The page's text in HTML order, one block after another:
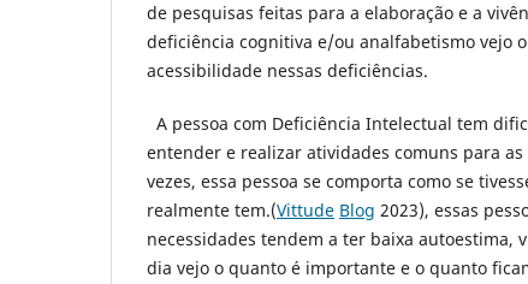
de pesquisas feitas para a elaboração e a
deficiência cognitiva e/ou analfabetismo vejo
acessibilidade nessas deficiências.
A pessoa com Deficiência Intelectual tem
entender e realizar atividades comuns para
vezes, essa pessoa se comporta como se
realmente tem.(Vittude Blog 2023), essas
necessidades tendem a ter baixa autoestima,
dia vejo o quanto é importante e o quanto